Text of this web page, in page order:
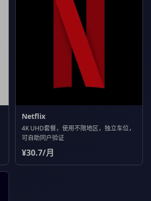
Netflix
4K UHD套餐，使用不限地区，独立车位，
可自助同户验证
¥30.7/月